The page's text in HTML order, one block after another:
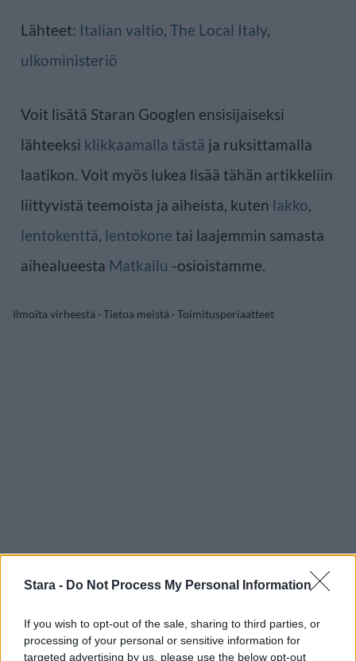
Stara - Do Not Process My Personal Information
If you wish to opt-out of the sale, sharing to third parties, or
processing of your personal or sensitive information for
targeted advertising by us, please use the below opt-out
Lähteet: Italian valtio, The Local Italy,
ulkoministeriö
Voit lisätä Staran Googlen ensisijaiseksi
lähteeksi klikkaamalla tästä ja ruksittamalla
laatikon. Voit myös lukea lisää tähän artikkeliin
liittyvistä teemoista ja aiheista, kuten lakko,
lentokenttä, lentokone tai laajemmin samasta
aihealueesta Matkailu -osioistamme.
Ilmoita virheestä · Tietoa meistä · Toimitusperiaatteet